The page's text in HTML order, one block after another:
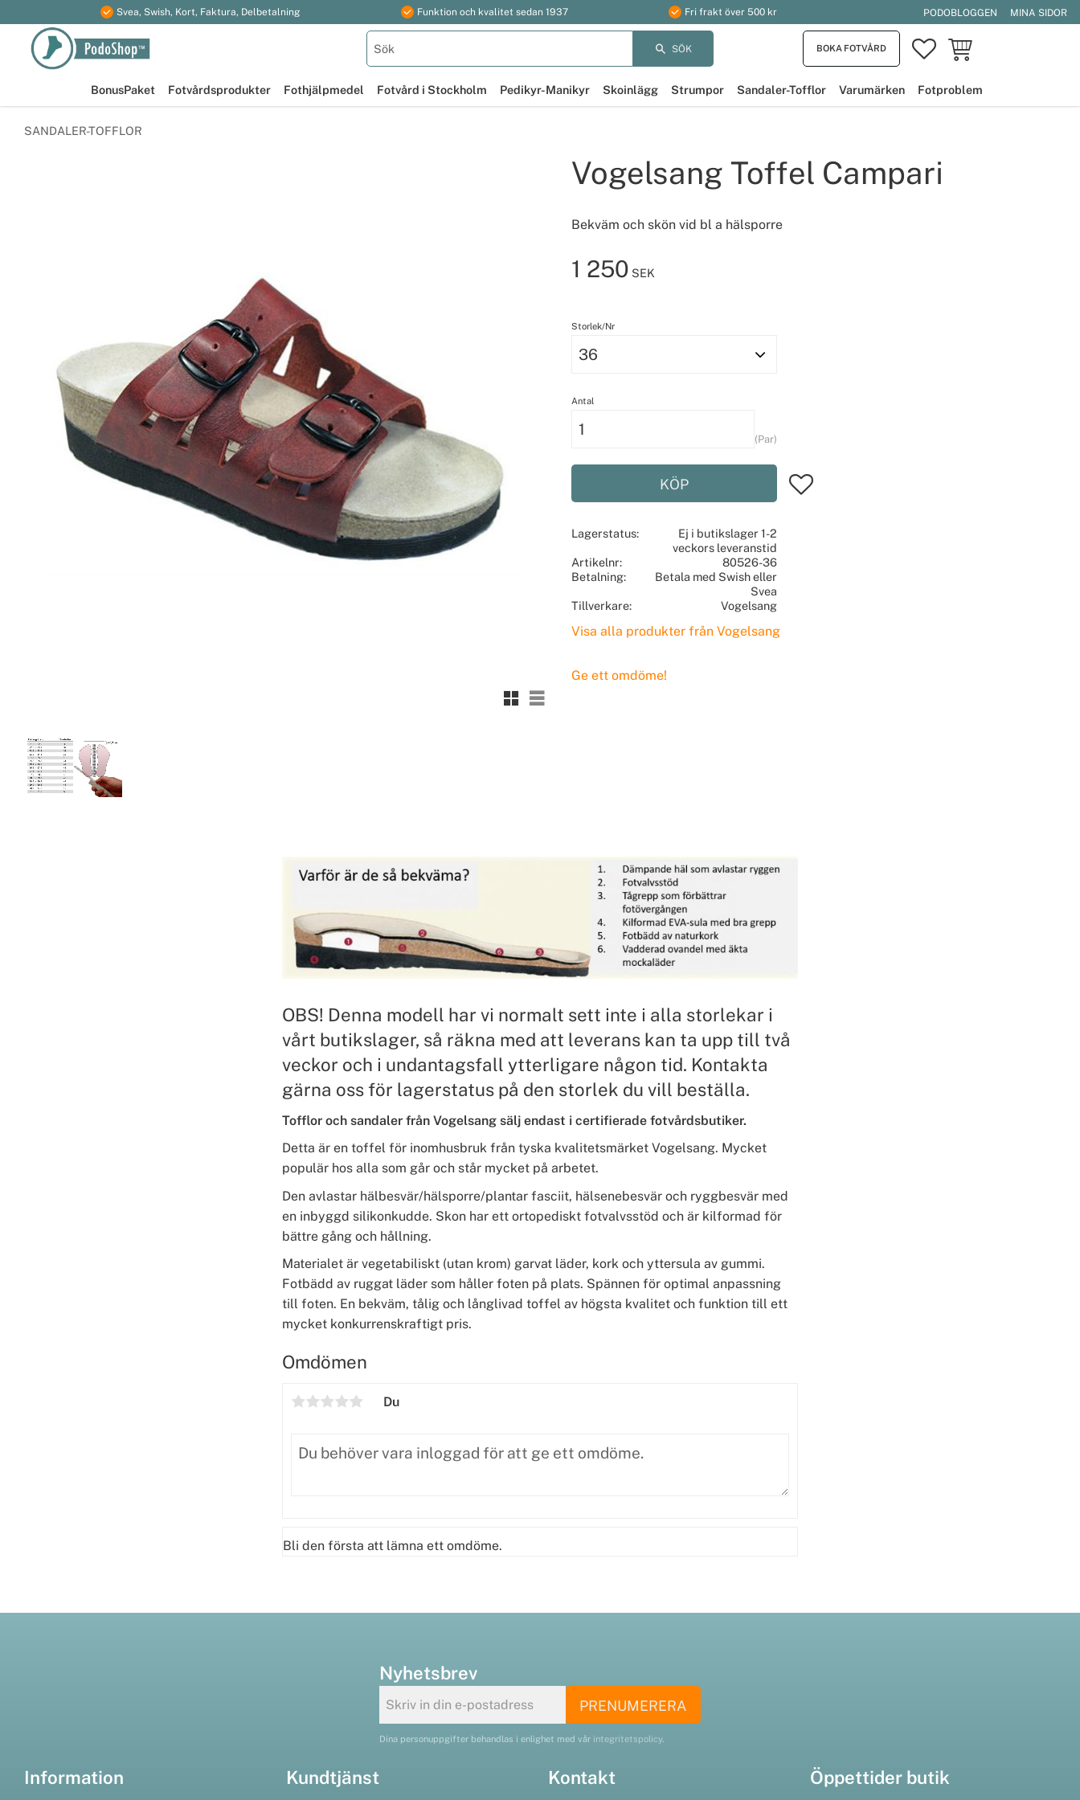
Svea, Swish, Kort, Faktura, Delbetalning Funktion och kvalitet sedan 1937 Fri frakt över 500 kr PODOBLOGGEN MINA SIDOR
SÖK BOKA FOTVÅRD FAVORITER
KUNDVAGN
BonusPaket Fotvårdsprodukter Fothjälpmedel Fotvård i Stockholm Pedikyr-Manikyr Skoinlägg Strumpor Sandaler-Tofflor Varumärken Fotproblem
SANDALER-TOFFLOR
Vogelsang Toffel Campari
Bekväm och skön vid bl a hälsporre
Rutnätsvy
Listvy
1 250 SEK
Storlek/Nr
Antal
Par
KÖP Lägg till i favoriter
Lagerstatus
Ej i butikslager 1-2
veckors leveranstid
Artikelnr
80526-36
Betalning
Betala med Swish eller
Svea
Tillverkare
Vogelsang
Visa alla produkter från Vogelsang
Ge ett omdöme!
OBS! Denna modell har vi normalt sett inte i alla storlekar i
vårt butikslager, så räkna med att leverans kan ta upp till två
veckor och i undantagsfall ytterligare någon tid. Kontakta
gärna oss för lagerstatus på den storlek du vill beställa.
Tofflor och sandaler från Vogelsang sälj endast i certifierade fotvårdsbutiker.
Detta är en toffel för inomhusbruk från tyska kvalitetsmärket Vogelsang. Mycket
populär hos alla som går och står mycket på arbetet.
Den avlastar hälbesvär/hälsporre/plantar fasciit, hälsenebesvär och ryggbesvär med
en inbyggd silikonkudde. Skon har ett ortopediskt fotvalvsstöd och är kilformad för
bättre gång och hållning.
Materialet är vegetabiliskt (utan krom) garvat läder, kork och yttersula av gummi.
Fotbädd av ruggat läder som håller foten på plats. Spännen för optimal anpassning
till foten. En bekväm, tålig och långlivad toffel av högsta kvalitet och funktion till ett
mycket konkurrenskraftigt pris.
Omdömen
Du
Bli den första att lämna ett omdöme.
Nyhetsbrev
PRENUMERERA
Dina personuppgifter behandlas i enlighet med vår integritetspolicy.
Information Kundtjänst Kontakt Öppettider butik